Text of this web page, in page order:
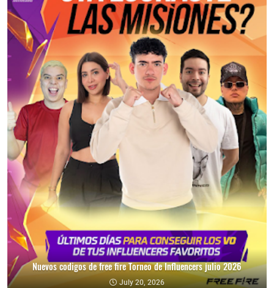
Nuevos codigos de free fire Torneo de Influencers julio 2026
July 20, 2026